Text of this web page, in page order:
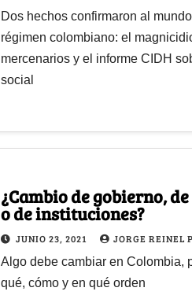
Dos hechos confirmaron al
régimen colombiano: el
mercenarios y el informe CIDH
social
¿Cambio de gobierno,
o de instituciones?
JUNIO 23, 2021 JORGE REINEL
Algo debe cambiar en Colombia,
qué, cómo y en qué orden